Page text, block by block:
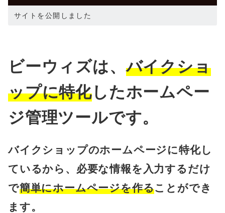
サイトを公開しました
ビーウィズは、バイクショ
ップに特化したホームペー
ジ管理ツールです。
バイクショップのホームページに特化し
ているから、必要な情報を入力するだけ
で簡単にホームページを作ることができ
ます。